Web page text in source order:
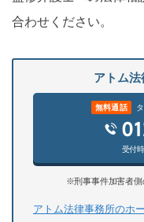
合わせください。
アトム
無料通話
受付
※刑事事件加害者側
アトム法律事務所のホ